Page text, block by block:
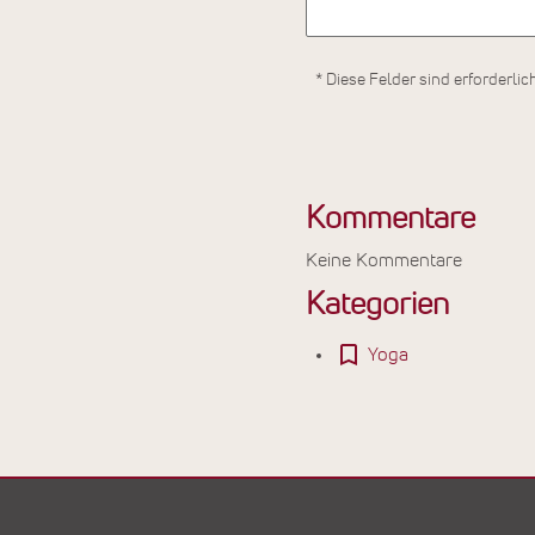
* Diese Felder sind
Kommentare
Keine Kommentare
Kategorien
Yoga